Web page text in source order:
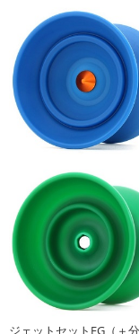
ジェットセットEG（＋